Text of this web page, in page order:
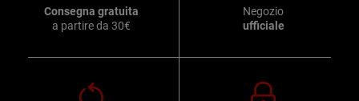
Consegna gratuita
a partire da 30€
Negozio
ufficiale